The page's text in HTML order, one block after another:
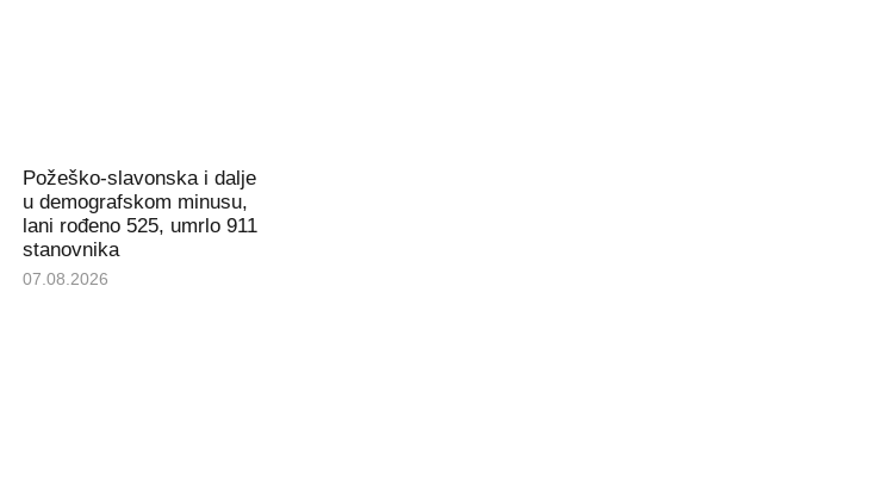
Požeško-slavonska i dalje
u demografskom minusu,
lani rođeno 525, umrlo 911
stanovnika
07.08.2026